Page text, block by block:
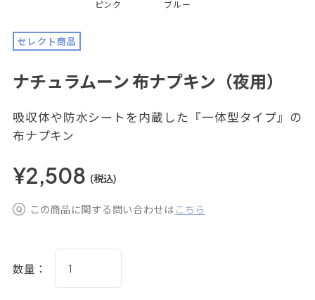
ピンク ブルー
セレクト商品
ナチュラムーン 布ナプキン（夜用）
吸収体や防水シートを内蔵した『一体型タイプ』の
布ナプキン
¥2,508 (税込)
この商品に関する問い合わせは こちら
数量：